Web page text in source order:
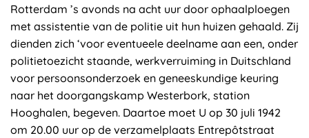
Rotterdam ’s avonds na acht uur door ophaalploegen
met assistentie van de politie uit hun huizen gehaald. Zij
dienden zich ‘voor eventueele deelname aan een, onder
politietoezicht staande, werkverruiming in Duitschland
voor persoonsonderzoek en geneeskundige keuring
naar het doorgangskamp Westerbork, station
Hooghalen, begeven. Daartoe moet U op 30 juli 1942
om 20.00 uur op de verzamelplaats Entrepôtstraat